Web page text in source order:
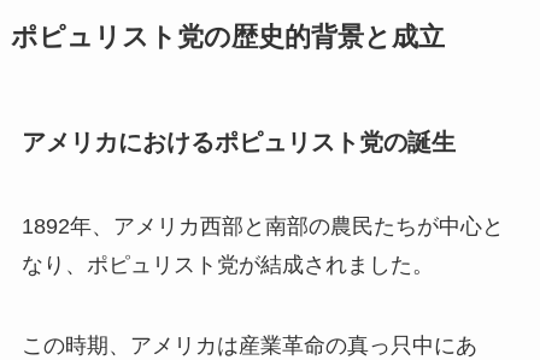
ポピュリスト党の歴史的背景と成立
アメリカにおけるポピュリスト党の誕生
1892年、アメリカ西部と南部の農民たちが中心と
なり、ポピュリスト党が結成されました。
この時期、アメリカは産業革命の真っ只中にあ